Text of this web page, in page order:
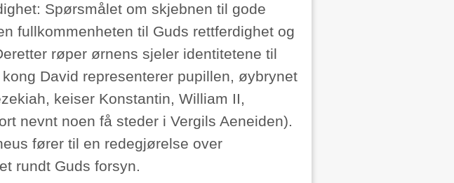
Spørsmålet om skjebnen til gode
fullkommenheten til Guds rettferdighet og
røper ørnens sjeler identitetene til
David representerer pupillen, øybrynet
keiser Konstantin, William II,
nevnt noen få steder i Vergils Aeneiden).
fører til en redegjørelse over
rundt Guds forsyn.